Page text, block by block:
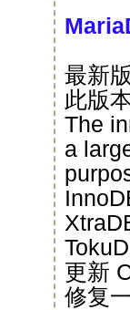
最新
此版
The
a
更新
修复